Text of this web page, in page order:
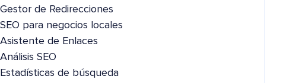
Gestor de Redirecciones
SEO para negocios locales
Asistente de Enlaces
Análisis SEO
Estadísticas de búsqueda